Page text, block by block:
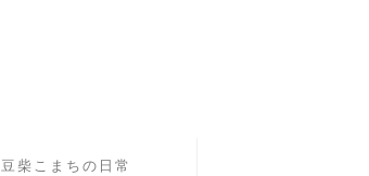
豆柴こまちの日常